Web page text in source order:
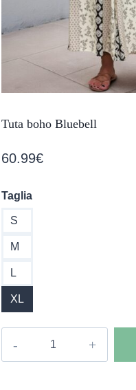
Tuta boho Bluebell
60.99€
Taglia
S
M
L
XL